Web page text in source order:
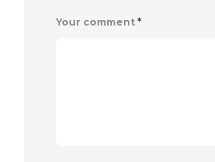
Your comment *